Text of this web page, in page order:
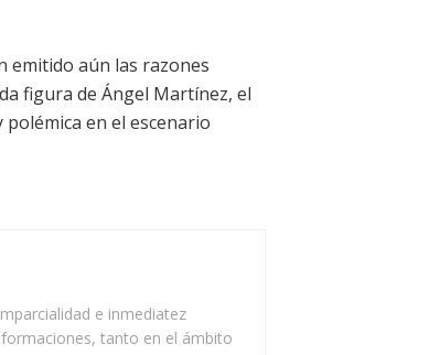
emitido aún las razones
figura de Ángel Martínez, el
en el escenario
e inmediatez
tanto en el ámbito